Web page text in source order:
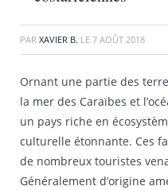
PAR XAVIER B. LE 7 AOÛT 2018
Ornant une partie des
la mer des Caraïbes et
un pays riche en
culturelle étonnante. Ces
de nombreux touristes
Généralement d’origine